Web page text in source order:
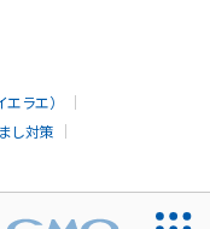
ラエ）
し対策